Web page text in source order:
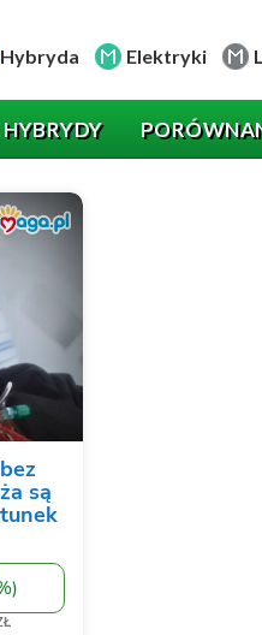
Hybryda Elektryki
HYBRYDY